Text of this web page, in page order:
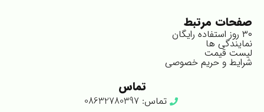
صفحات مرتبط
۳۰ روز استفاده رایگان
نمایندگی ها
لیست قیمت
شرایط و حریم خصوصی
تماس
تماس: 08632780397